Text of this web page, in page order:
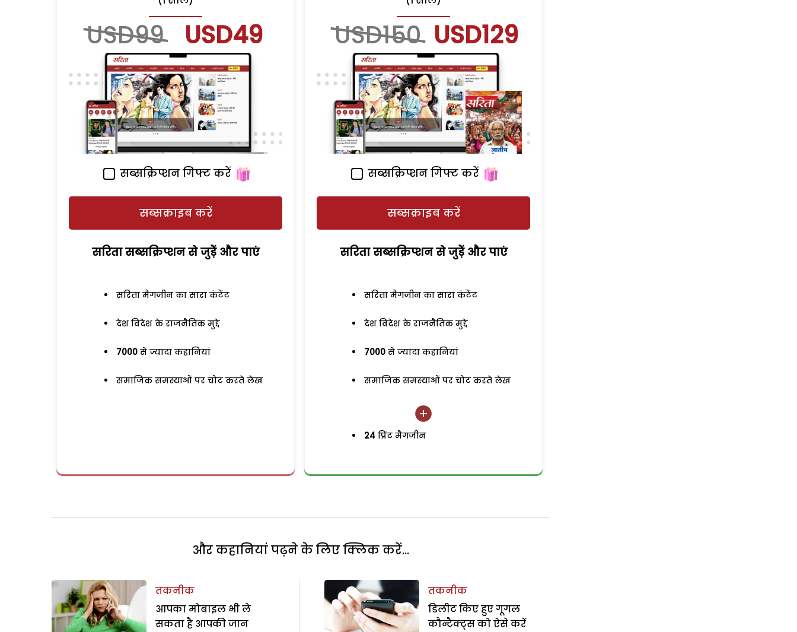
USD99 USD49
सब्सक्रिप्शन गिफ्ट करें
सब्सक्राइब करें
सरिता सब्सक्रिप्शन से जुड़ेें और पाएं
सरिता मैगजीन का सारा कंटेंट
देश विदेश के राजनैतिक मुद्दे
7000 से ज्यादा कहानियां
समाजिक समस्याओं पर चोट करते लेख
USD150 USD129
सब्सक्रिप्शन गिफ्ट करें
सब्सक्राइब करें
सरिता सब्सक्रिप्शन से जुड़ेें और पाएं
सरिता मैगजीन का सारा कंटेंट
देश विदेश के राजनैतिक मुद्दे
7000 से ज्यादा कहानियां
समाजिक समस्याओं पर चोट करते लेख
24 प्रिंट मैगजीन
और कहानियां पढ़ने के लिए क्लिक करें...
तकनीक
आपका मोबाइल भी ले
सकता है आपकी जान
तकनीक
डिलीट किए हुए गूगल
कौन्टैक्ट्स को ऐसे करें